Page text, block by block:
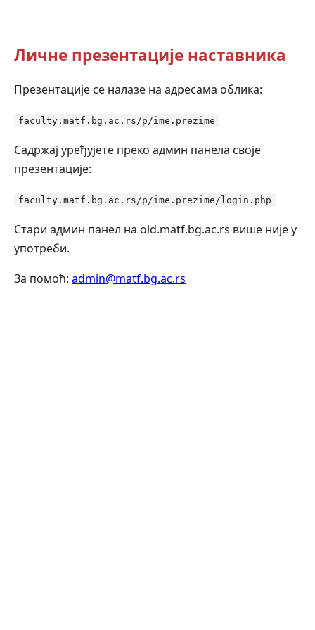
Личне презентације наставника
Презентације се налазе на адресама облика:
faculty.matf.bg.ac.rs/p/ime.prezime
Садржај уређујете преко админ панела своје
презентације:
faculty.matf.bg.ac.rs/p/ime.prezime/login.php
Стари админ панел на old.matf.bg.ac.rs више није у
употреби.
За помоћ: admin@matf.bg.ac.rs